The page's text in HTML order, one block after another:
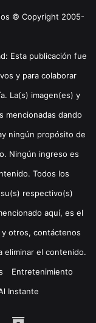
© Copyright 2005-
Esta publicación fue
y para colaborar
La(s) imagen(es) y
mencionadas dando
ningún propósito de
Ningún ingreso es
Todos los
respectivo(s)
aquí, es el
otros, contáctenos
eliminar el contenido.
Entretenimiento
Instante